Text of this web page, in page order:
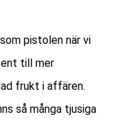
pistolen när vi
till mer
frukt i affären.
så många tjusiga